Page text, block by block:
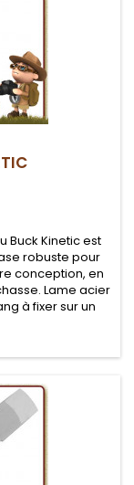
Buck Kinetic est
robuste pour
conception, en
Lame acier
à fixer sur un